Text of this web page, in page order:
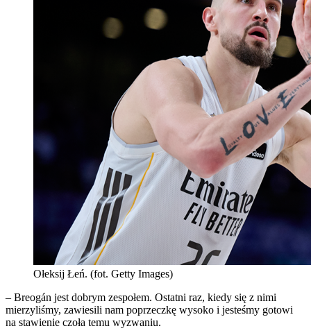
Ołeksij Łeń. (fot. Getty Images)
– Breogán jest dobrym zespołem. Ostatni raz, kiedy się z nimi
mierzyliśmy, zawiesili nam poprzeczkę wysoko i jesteśmy gotowi
na stawienie czoła temu wyzwaniu.